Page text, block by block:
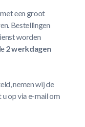
een groot
Bestellingen
worden
2 werkdagen
nemen wij de
op via e-mail om